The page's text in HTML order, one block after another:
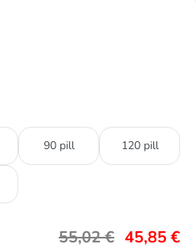
90 pill 120 pill
55,02€ 45,85€